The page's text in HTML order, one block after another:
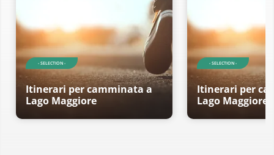
- SELECTION -
Itinerari per camminata a
Lago Maggiore
- SELECTION -
Itinerari per
Lago Maggiore